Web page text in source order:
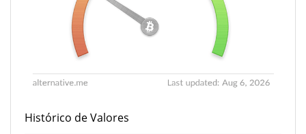
Histórico de Valores